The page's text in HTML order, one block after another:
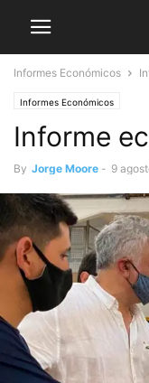
Informes Económicos
Informes Económicos
Informe
By Jorge Moore - 9